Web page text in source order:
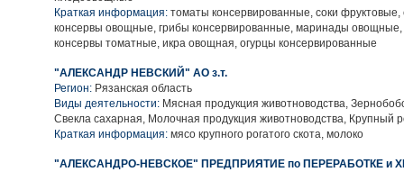
Краткая информация: томаты консервированные, соки фруктовые,
консервы овощные, грибы консервированные, маринады овощные,
консервы томатные, икра овощная, огурцы консервированные
"АЛЕКСАНДР НЕВСКИЙ" АО з.т.
Регион: Рязанская область
Виды деятельности: Мясная продукция животноводства,
Свекла сахарная, Молочная продукция животноводства, Крупный
Краткая информация: мясо крупного рогатого скота, молоко
"АЛЕКСАНДРО-НЕВСКОЕ" ПРЕДПРИЯТИЕ по ПЕРЕРАБОТКЕ и